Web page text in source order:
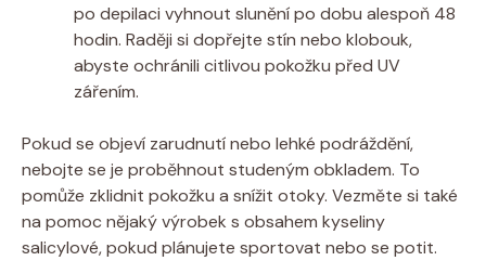
po depilaci vyhnout slunění po dobu alespoň 48
hodin. Raději si dopřejte stín nebo klobouk,
abyste ochránili citlivou pokožku před UV
zářením.
Pokud se objeví zarudnutí nebo lehké podráždění,
nebojte se je proběhnout studeným obkladem. To
pomůže zklidnit pokožku a snížit otoky. Vezměte si také
na pomoc nějaký výrobek s obsahem kyseliny
salicylové, pokud plánujete sportovat nebo se potit.